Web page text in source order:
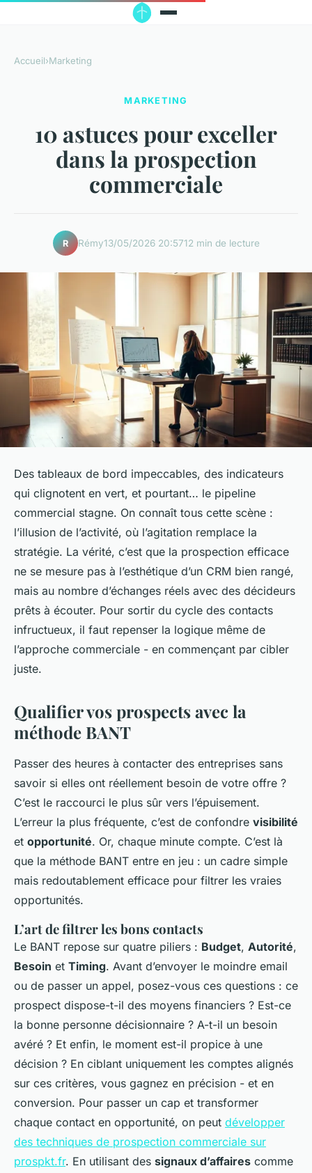
Accueil›Marketing
MARKETING
10 astuces pour exceller
dans la prospection
commerciale
R Rémy13/05/2026 20:5712 min de lecture
Des tableaux de bord impeccables, des indicateurs
qui clignotent en vert, et pourtant… le pipeline
commercial stagne. On connaît tous cette scène :
l’illusion de l’activité, où l’agitation remplace la
stratégie. La vérité, c’est que la prospection efficace
ne se mesure pas à l’esthétique d’un CRM bien rangé,
mais au nombre d’échanges réels avec des décideurs
prêts à écouter. Pour sortir du cycle des contacts
infructueux, il faut repenser la logique même de
l’approche commerciale - en commençant par cibler
juste.
Qualifier vos prospects avec la
méthode BANT
Passer des heures à contacter des entreprises sans
savoir si elles ont réellement besoin de votre offre ?
C’est le raccourci le plus sûr vers l’épuisement.
L’erreur la plus fréquente, c’est de confondre visibilité
et opportunité. Or, chaque minute compte. C’est là
que la méthode BANT entre en jeu : un cadre simple
mais redoutablement efficace pour filtrer les vraies
opportunités.
L’art de filtrer les bons contacts
Le BANT repose sur quatre piliers : Budget, Autorité,
Besoin et Timing. Avant d’envoyer le moindre email
ou de passer un appel, posez-vous ces questions : ce
prospect dispose-t-il des moyens financiers ? Est-ce
la bonne personne décisionnaire ? A-t-il un besoin
avéré ? Et enfin, le moment est-il propice à une
décision ? En ciblant uniquement les comptes alignés
sur ces critères, vous gagnez en précision - et en
conversion. Pour passer un cap et transformer
chaque contact en opportunité, on peut développer
des techniques de prospection commerciale sur
prospkt.fr. En utilisant des signaux d’affaires comme